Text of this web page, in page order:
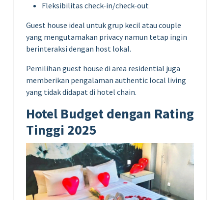
Fleksibilitas check-in/check-out
Guest house ideal untuk grup kecil atau couple
yang mengutamakan privacy namun tetap ingin
berinteraksi dengan host lokal.
Pemilihan guest house di area residential juga
memberikan pengalaman authentic local living
yang tidak didapat di hotel chain.
Hotel Budget dengan Rating
Tinggi 2025